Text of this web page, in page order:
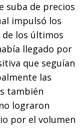
suba de precios
impulsó los
de los últimos
llegado por
que seguían
las
también
lograron
por el volumen